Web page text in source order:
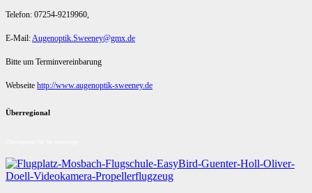
Telefon: 07254-9219960,
E-Mail:Augenoptik.Sweeney@gmx.de
Bitte um Terminvereinbarung
Webseite http://www.augenoptik-sweeney.de
Überregional